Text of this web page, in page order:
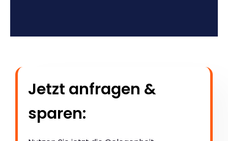
Jetzt anfragen &
sparen: